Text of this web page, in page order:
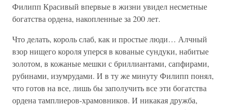
Филипп Красивый впервые в жизни увидел несметные
богатства ордена, накопленные за 200 лет.
Что делать, король слаб, как и простые люди… Алчный
взор нищего короля уперся в кованые сундуки, набитые
золотом, в кожаные мешки с бриллиантами, сапфирами,
рубинами, изумрудами. И в ту же минуту Филипп понял,
что готов на все, лишь бы заполучить все эти богатства
ордена тамплиеров-храмовников. И никакая дружба,